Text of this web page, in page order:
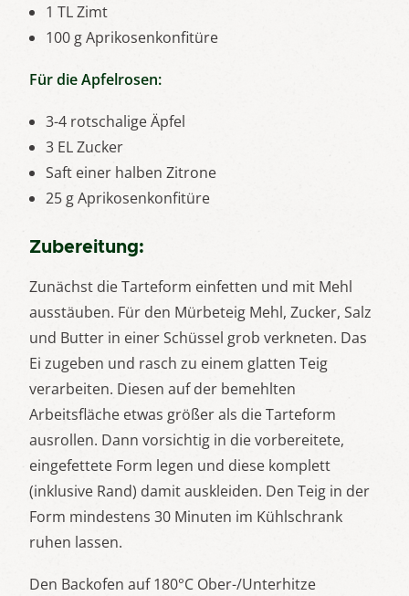
1 TL Zimt
100 g Aprikosenkonfitüre
Für die Apfelrosen:
3-4 rotschalige Äpfel
3 EL Zucker
Saft einer halben Zitrone
25 g Aprikosenkonfitüre
Zubereitung:
Zunächst die Tarteform einfetten und mit Mehl
ausstäuben. Für den Mürbeteig Mehl, Zucker, Salz
und Butter in einer Schüssel grob verkneten. Das
Ei zugeben und rasch zu einem glatten Teig
verarbeiten. Diesen auf der bemehlten
Arbeitsfläche etwas größer als die Tarteform
ausrollen. Dann vorsichtig in die vorbereitete,
eingefettete Form legen und diese komplett
(inklusive Rand) damit auskleiden. Den Teig in der
Form mindestens 30 Minuten im Kühlschrank
ruhen lassen.
Den Backofen auf 180°C Ober-/Unterhitze